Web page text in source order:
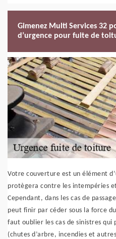
Gimenez Multi Services 32
d’urgence pour fuite de
Votre couverture est un élément
protègera contre les intempéries
Cependant, dans les cas de
peut finir par céder sous la force
faut oublier les cas de sinistres
(chutes d’arbre, incendies et